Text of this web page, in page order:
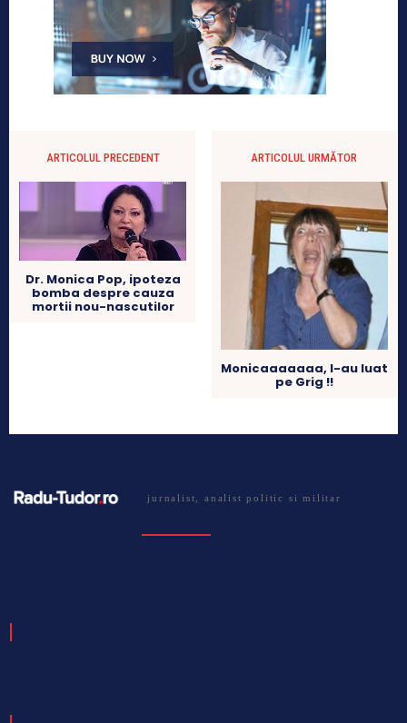
ARTICOLUL PRECEDENT
Dr. Monica Pop, ipoteza
bomba despre cauza
mortii nou-nascutilor
ARTICOLUL URMĂTOR
Monicaaaaaaa, l-au luat
pe Grig !!
jurnalist, analist politic si militar